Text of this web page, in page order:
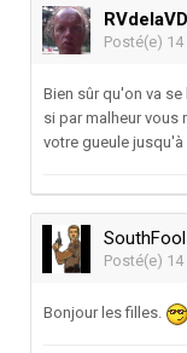
Posté(e)
Bien sûr qu'on va
si par malheur vous
votre gueule jusqu'à
SouthFool
Posté(e)
Bonjour les filles.